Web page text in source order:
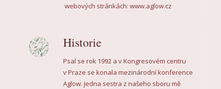
webových stránkách: www.aglow.cz
Historie
Psal se rok 1992 a v Kongresovém centru
v Praze se konala mezinárodní konference
Aglow. Jedna sestra z našeho sboru mě